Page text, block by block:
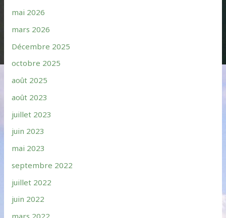
mai 2026
mars 2026
Décembre 2025
octobre 2025
août 2025
août 2023
juillet 2023
juin 2023
mai 2023
septembre 2022
juillet 2022
juin 2022